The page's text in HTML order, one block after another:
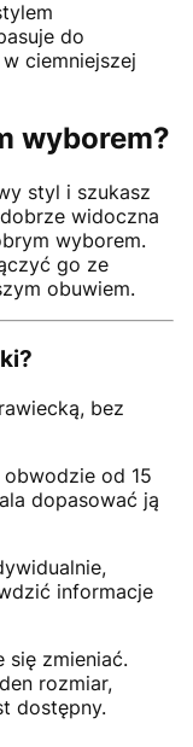
do
ciemniejszej
wyborem?
styl i szukasz
widoczna
wyborem.
go ze
obuwiem.
bez
od 15
dopasować ją
informacje
się zmieniać.
rozmiar,
dostępny.